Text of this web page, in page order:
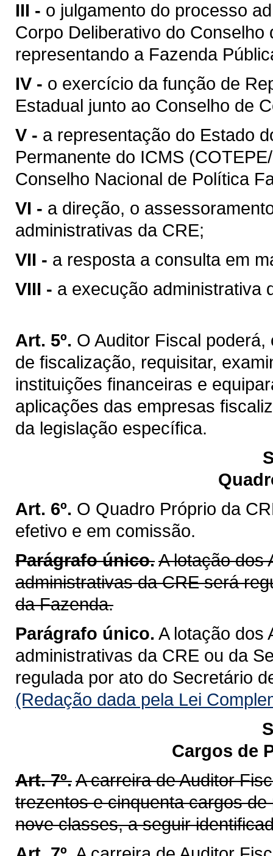
III - o julgamento do processo
Corpo Deliberativo do
representando a Fazenda
IV - o exercício da função de
Estadual junto ao Conselho de
V - a representação do Estado
Permanente do ICMS
Conselho Nacional de Política
VI - a direção, o
administrativas da CRE;
VII - a resposta a consulta em
VIII - a execução administrativa
Art. 5º. O Auditor Fiscal
de fiscalização, requisitar,
instituições financeiras e
aplicações das empresas
da legislação específica.
Art. 6º. O Quadro Próprio da
efetivo e em comissão.
Parágrafo único.A lotação dos
administrativas da CRE será
da Fazenda.
Parágrafo único. A lotação dos
administrativas da CRE ou da
regulada por ato do Secretário
(Redação dada pela Lei
Cargos de
Art. 7º.A carreira de Auditor
trezentos e cinquenta cargos
nove classes, a seguir